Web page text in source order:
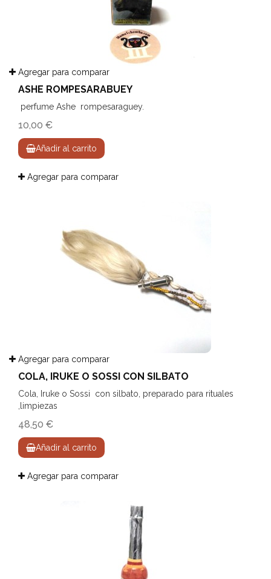
Agregar para comparar
ASHE ROMPESARABUEY
perfume Ashe rompesaraguey.
10,00 €
Añadir al carrito
Agregar para comparar
Agregar para comparar
COLA, IRUKE O SOSSI CON SILBATO
Cola, Iruke o Sossi con silbato, preparado para rituales
,limpiezas
48,50 €
Añadir al carrito
Agregar para comparar